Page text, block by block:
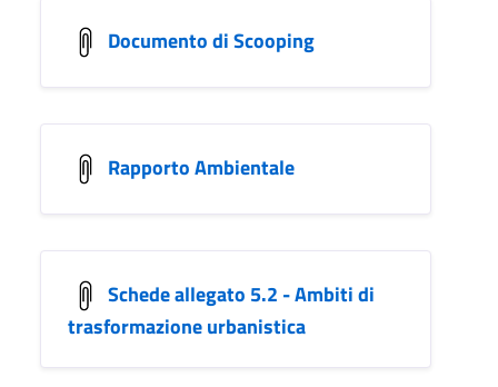
Documento di Scooping
Rapporto Ambientale
Schede allegato 5.2 - Ambiti di
trasformazione urbanistica